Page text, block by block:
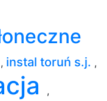
, instal toruń s.j. ,
,